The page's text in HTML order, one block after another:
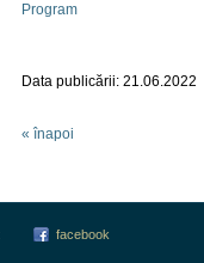
Program
Data publicării: 21.06.2022
« înapoi
facebook